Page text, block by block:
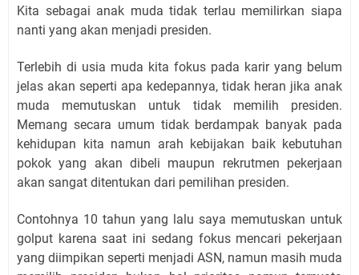
Kita sebagai anak muda tidak terlau memilirkan siapa
nanti yang akan menjadi presiden.
Terlebih di usia muda kita fokus pada karir yang belum
jelas akan seperti apa kedepannya, tidak heran jika anak
muda memutuskan untuk tidak memilih presiden.
Memang secara umum tidak berdampak banyak pada
kehidupan kita namun arah kebijakan baik kebutuhan
pokok yang akan dibeli maupun rekrutmen pekerjaan
akan sangat ditentukan dari pemilihan presiden.
Contohnya 10 tahun yang lalu saya memutuskan untuk
golput karena saat ini sedang fokus mencari pekerjaan
yang diimpikan seperti menjadi ASN, namun masih muda